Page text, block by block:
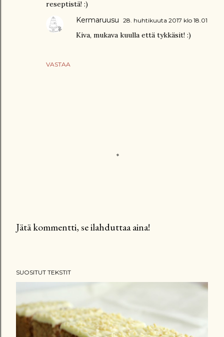
reseptistä! :)
VASTAA
Kermaruusu 28. huhtikuuta 2017 klo 18.01
Kiva, mukava kuulla että tykkäsit! :)
e
ä
k
Jätä kommentti, se ilahduttaa aina!
SUOSITUT TEKSTIT